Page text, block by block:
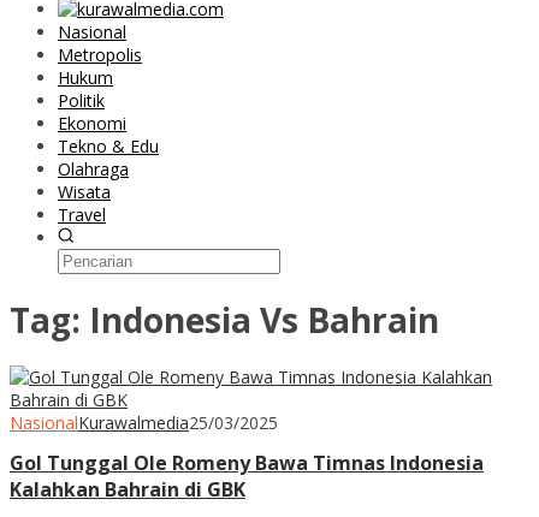
Nasional
Metropolis
Hukum
Politik
Ekonomi
Tekno & Edu
Olahraga
Wisata
Travel
Tag: Indonesia Vs Bahrain
NasionalKurawalmedia25/03/2025
Gol Tunggal Ole Romeny Bawa Timnas Indonesia
Kalahkan Bahrain di GBK